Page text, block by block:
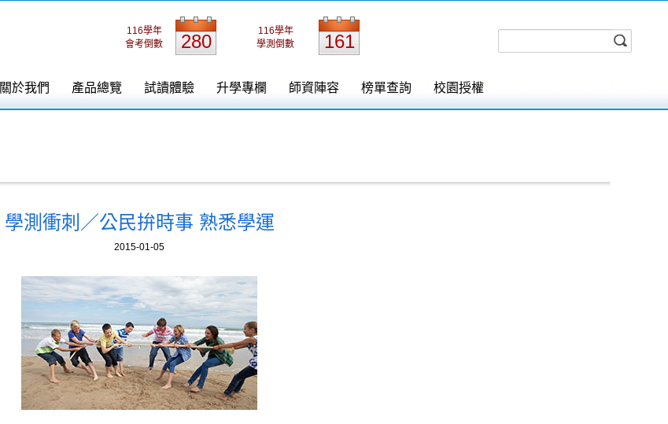
關於我們 產品總覽 試讀體驗 升學專欄 師資陣容 榜單查詢 校園授權
116學年
會考倒數
280
116學年
學測倒數
161
學測衝刺／公民拚時事 熟悉學運
2015-01-05